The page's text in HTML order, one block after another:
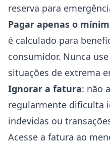
reserva para
Pagar apenas o
é calculado para
consumidor. Nunca
situações de extrema
Ignorar a fatura: não
regularmente dificulta
indevidas ou
Acesse a fatura ao